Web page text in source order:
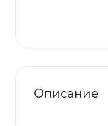
Описание